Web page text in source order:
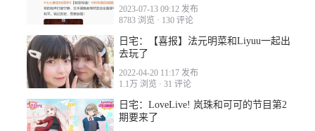
2023-04-17 07:45
2023-07-13 09:12 发布
8783 浏览 · 130 评论
日宅：【喜报】法元明菜和Liyuu一起出
去玩了
2022-04-20 11:17 发布
1.1万 浏览 · 31 评论
日宅：LoveLive! 岚珠和可可的节目第2
期要来了